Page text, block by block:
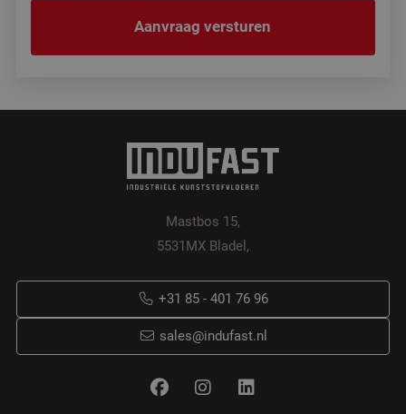
Mastbos 15,
5531MX Bladel,
+31 85 - 401 76 96
sales@indufast.nl